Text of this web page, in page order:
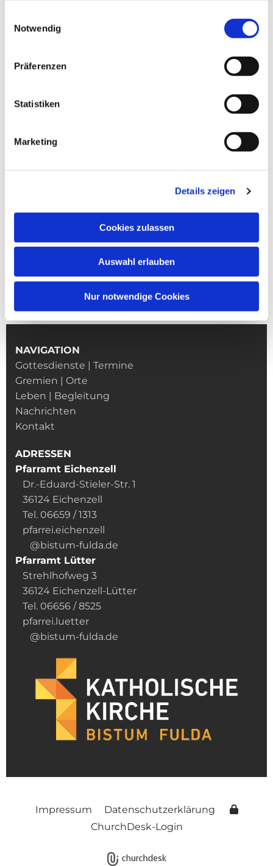
Notwendig
Präferenzen
Statistiken
Marketing
Details zeigen
Cookies zulassen
Auswahl erlauben
Nur notwendige Cookies
NAVIGATION
Gottesdienste | Termine
Gremien | Orte
Leben | Begleitung
Nachrichten
Kontakt
ADRESSEN
Pfarramt Eichenzell
Dr.-Eduard-Stieler-Str. 1
36124 Eichenzell
Tel. 06659 / 1313
pfarrei.eichenzell
@bistum-fulda.de
Pfarramt Lütter
Strehlhofweg 3
36124 Eichenzell-Lütter
Tel. 06656 / 8525
pfarrei.luetter
@bistum-fulda.de
Impressum
Datenschutzerklärung
ChurchDesk-Login